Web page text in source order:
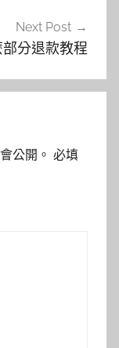
Next Post
分退款教程
公開。 必填